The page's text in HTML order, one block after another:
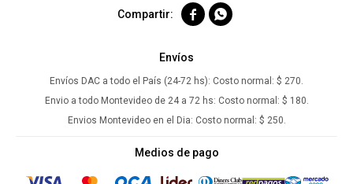
 
Envíos
Envíos DAC a todo el País (24-72 hs): Costo normal: $ 270.
Envio a todo Montevideo de 24 a 72 hs: Costo normal: $ 180.
Envios Montevideo en el Dia: Costo normal: $ 250.
Medios de pago